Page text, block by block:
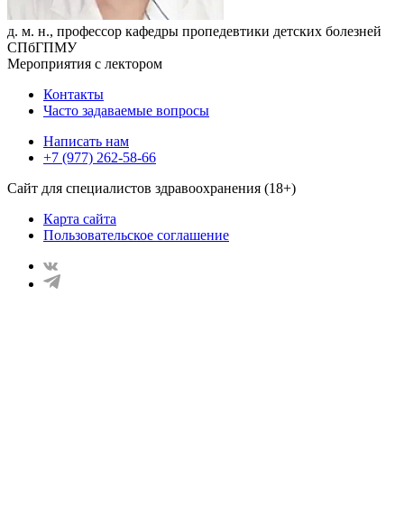
д. м. н., профессор кафедры пропедевтики детских болезней
СПбГПМУ
Мероприятия с лектором
Контакты
Часто задаваемые вопросы
Написать нам
+7 (977) 262-58-66
Сайт для специалистов здравоохранения (18+)
Карта сайта
Пользовательское соглашение